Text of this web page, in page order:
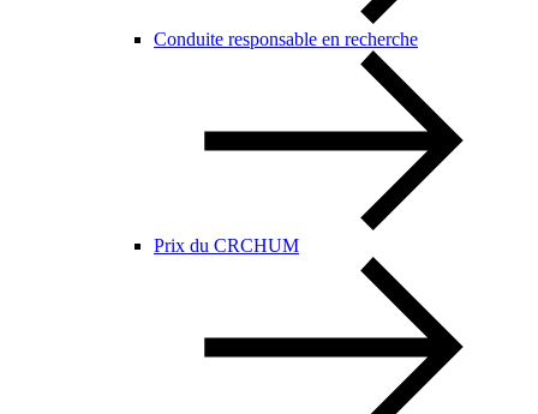
Conduite responsable en recherche
Prix du CRCHUM